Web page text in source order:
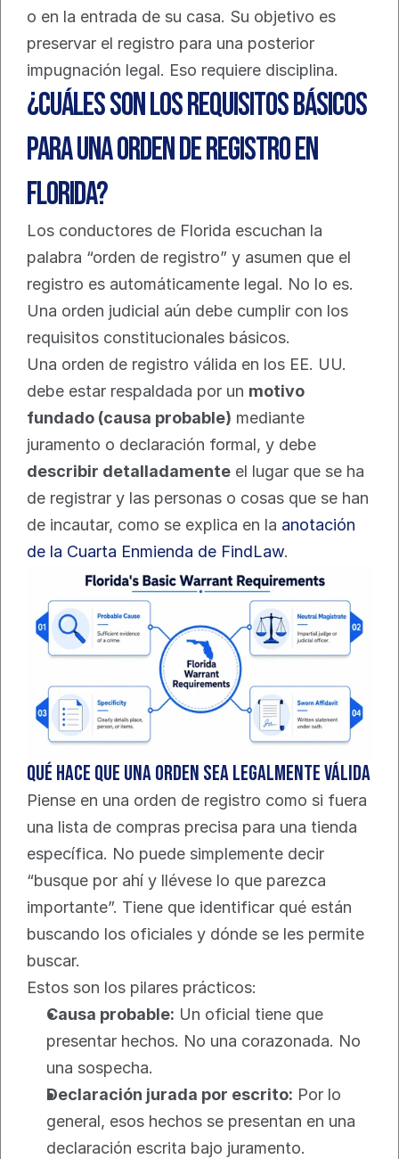
o en la entrada de su casa. Su objetivo es
preservar el registro para una posterior
impugnación legal. Eso requiere disciplina.
¿Cuáles son los requisitos básicos
para una orden de registro en
Florida?
Los conductores de Florida escuchan la
palabra “orden de registro” y asumen que el
registro es automáticamente legal. No lo es.
Una orden judicial aún debe cumplir con los
requisitos constitucionales básicos.
Una orden de registro válida en los EE. UU.
debe estar respaldada por un motivo
fundado (causa probable) mediante
describir detalladamente el lugar que se ha
de registrar y las personas o cosas que se han
de incautar, como se explica en la anotación
de la Cuarta Enmienda de FindLaw.
Qué hace que una orden sea legalmente válida
Piense en una orden de registro como si fuera
una lista de compras precisa para una tienda
específica. No puede simplemente decir
“busque por ahí y llévese lo que parezca
importante”. Tiene que identificar qué están
buscando los oficiales y dónde se les permite
buscar.
Estos son los pilares prácticos:
Causa probable: Un oficial tiene que
presentar hechos. No una corazonada. No
una sospecha.
Declaración jurada por escrito: Por lo
general, esos hechos se presentan en una
declaración escrita bajo juramento.